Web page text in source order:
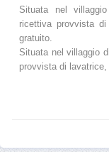
Situata nel
ricettiva provvista
gratuito.
Situata nel villaggio
provvista di lavatrice,